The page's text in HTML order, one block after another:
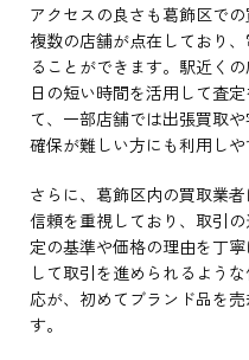
アクセスの良さも葛飾区で
複数の店舗が点在しており
ることができます。駅近く
日の短い時間を活用して査
て、一部店舗では出張買取
確保が難しい方にも利用し
さらに、葛飾区内の買取業
信頼を重視しており、取引
定の基準や価格の理由を丁
して取引を進められるよう
応が、初めてブランド品を
す。